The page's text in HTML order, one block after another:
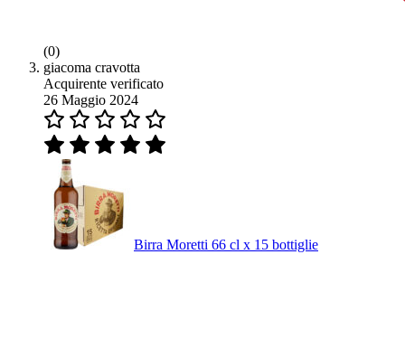
(0)
giacoma cravotta
Acquirente verificato
26 Maggio 2024
Birra Moretti 66 cl x 15 bottiglie